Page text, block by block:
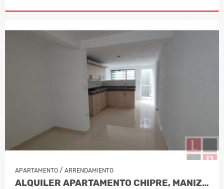
APARTAMENTO / ARRENDAMIENTO
ALQUILER APARTAMENTO CHIPRE, MANIZAL…